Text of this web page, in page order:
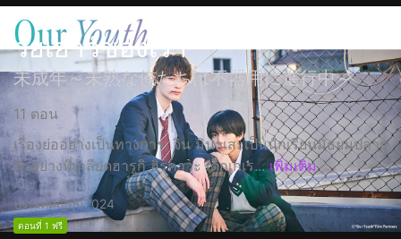
วัยเยาว์ของเรา
未成年～未熟な俺たちは不器用に進行中～
11 ตอน
เรื่องย่ออย่างเป็นทางการ: จิน มินาเสะเป็นนักเรียนมัธยมปลาย
ตัวอย่างที่เกลียดฮารูกิ ฮิรุคาวะ เด็กเกเร... เพิ่มเติม
ประเทศญี่ปุ่น2024
ตอนที่ 1 ฟรี